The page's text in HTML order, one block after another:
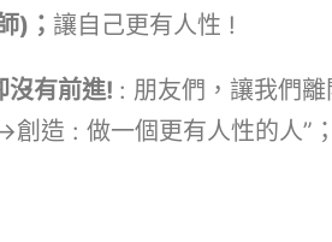
)； 讓自己更有人性 !
沒有前進! : 朋友們，讓我們離
造 : 做一個更有人性的人”